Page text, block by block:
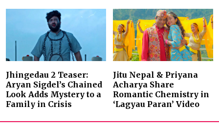
Jhingedau 2 Teaser:
Aryan Sigdel’s Chained
Look Adds Mystery to a
Family in Crisis
Jitu Nepal & Priyana
Acharya Share
Romantic Chemistry in
‘Lagyau Paran’ Video